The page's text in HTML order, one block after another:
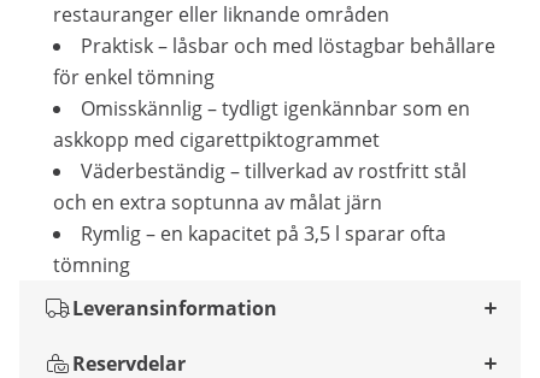
restauranger eller liknande områden
Praktisk – låsbar och med löstagbar behållare
för enkel tömning
Omisskännlig – tydligt igenkännbar som en
askkopp med cigarettpiktogrammet
Väderbeständig – tillverkad av rostfritt stål
och en extra soptunna av målat järn
Rymlig – en kapacitet på 3,5 l sparar ofta
tömning
Leveransinformation
Reservdelar